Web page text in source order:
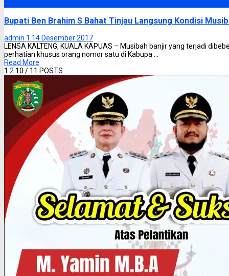
Bupati Ben Brahim S Bahat Tinjau Langsung Kondisi
admin 1 14 Desember 2017
LENSA KALTENG, KUALA KAPUAS – Musibah banjir yang terjadi
perhatian khusus orang nomor satu di Kabupa ...
Read More
1 2 10 / 11 POSTS